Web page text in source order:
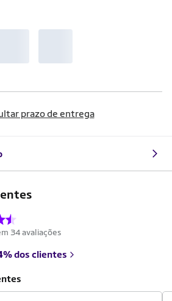
prazo de entrega
34 avaliações
dos clientes